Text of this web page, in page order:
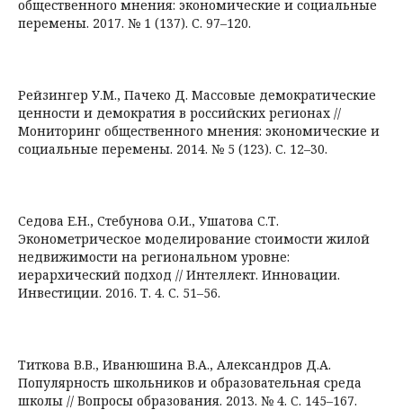
общественного мнения: экономические и социальные
перемены. 2017. № 1 (137). С. 97–120.
Рейзингер У.М., Пачеко Д. Массовые демократические
ценности и демократия в российских регионах //
Мониторинг общественного мнения: экономические и
социальные перемены. 2014. № 5 (123). С. 12–30.
Седова Е.Н., Стебунова О.И., Ушатова С.Т.
Эконометрическое моделирование стоимости жилой
недвижимости на региональном уровне:
иерархический подход // Интеллект. Инновации.
Инвестиции. 2016. Т. 4. С. 51–56.
Титкова В.В., Иванюшина В.А., Александров Д.А.
Популярность школьников и образовательная среда
школы // Вопросы образования. 2013. № 4. C. 145–167.